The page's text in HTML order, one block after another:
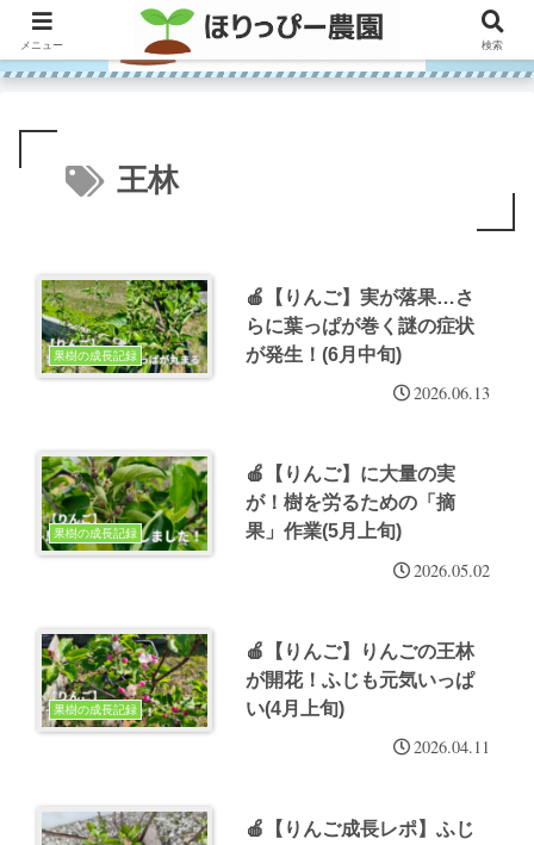
王林
果樹の成長記録
🍎【りんご】実が落果…さ
らに葉っぱが巻く謎の症状
が発生！(6月中旬)
2026.06.13
果樹の成長記録
🍎【りんご】に大量の実
が！樹を労るための「摘
果」作業(5月上旬)
2026.05.02
果樹の成長記録
🍎【りんご】りんごの王林
が開花！ふじも元気いっぱ
い(4月上旬)
2026.04.11
🍎【りんご成長レポ】ふじ
メニュー 検索